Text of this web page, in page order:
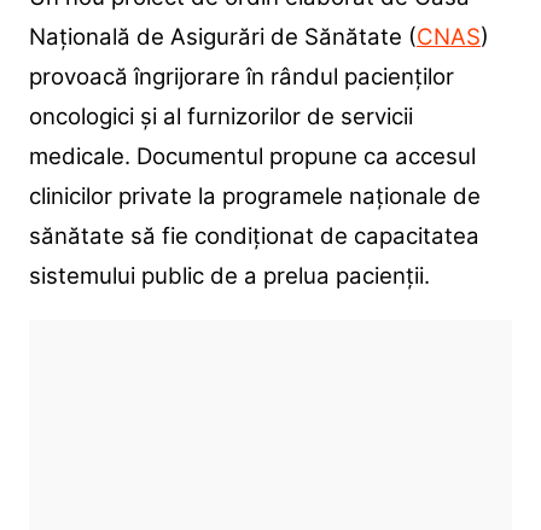
Națională de Asigurări de Sănătate (CNAS)
provoacă îngrijorare în rândul pacienților
oncologici și al furnizorilor de servicii
medicale. Documentul propune ca accesul
clinicilor private la programele naționale de
sănătate să fie condiționat de capacitatea
sistemului public de a prelua pacienții.